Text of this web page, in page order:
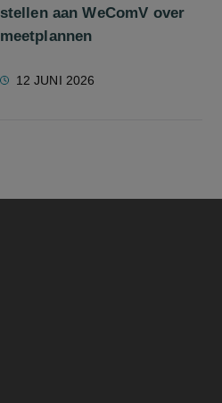
stellen aan WeComV over
meetplannen
12 JUNI 2026